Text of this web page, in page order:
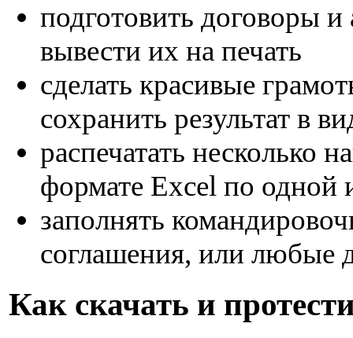
подготовить договоры
вывести их на печать
сделать красивые
сохранить результат в
распечатать несколько
формате Excel по одной
заполнять
соглашения, или любые
Как скачать и